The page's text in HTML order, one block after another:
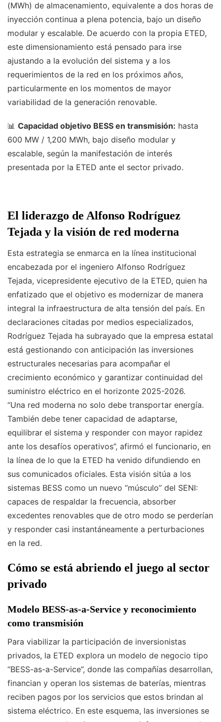
(MWh) de almacenamiento, equivalente a dos horas de
inyección continua a plena potencia, bajo un diseño
modular y escalable. De acuerdo con la propia ETED,
este dimensionamiento está pensado para irse
ajustando a la evolución del sistema y a los
requerimientos de la red en los próximos años,
particularmente en los momentos de mayor
variabilidad de la generación renovable.
📊 Capacidad objetivo BESS en transmisión: hasta
600 MW / 1,200 MWh, bajo diseño modular y
escalable, según la manifestación de interés
presentada por la ETED ante el sector privado.
El liderazgo de Alfonso Rodríguez
Tejada y la visión de red moderna
Esta estrategia se enmarca en la línea institucional
encabezada por el ingeniero Alfonso Rodríguez
Tejada, vicepresidente ejecutivo de la ETED, quien ha
enfatizado que el objetivo es modernizar de manera
integral la infraestructura de alta tensión del país. En
declaraciones citadas por medios especializados,
Rodríguez Tejada ha subrayado que la empresa estatal
está gestionando con anticipación las inversiones
estructurales necesarias para acompañar el
crecimiento económico y garantizar continuidad del
suministro eléctrico en el horizonte 2025-2026.
“Una red moderna no solo debe transportar energía.
También debe tener capacidad de adaptarse,
equilibrar el sistema y responder con mayor rapidez
ante los desafíos operativos”, afirmó el funcionario, en
la línea de lo que la ETED ha venido difundiendo en
sus comunicados oficiales. Esta visión sitúa a los
sistemas BESS como un nuevo “músculo” del SENI:
capaces de respaldar la frecuencia, absorber
excedentes renovables que de otro modo se perderían
y responder casi instantáneamente a perturbaciones
en la red.
Cómo se está abriendo el juego al sector
privado
Modelo BESS-as-a-Service y reconocimiento
como transmisión
Para viabilizar la participación de inversionistas
privados, la ETED explora un modelo de negocio tipo
“BESS-as-a-Service”, donde las compañías desarrollan,
financian y operan los sistemas de baterías, mientras
reciben pagos por los servicios que estos brindan al
sistema eléctrico. En este esquema, las inversiones se